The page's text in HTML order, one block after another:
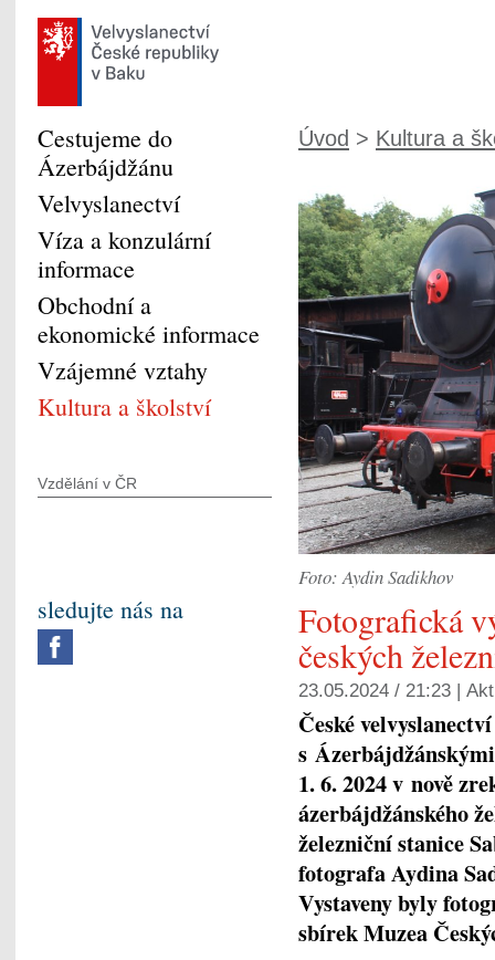
Úvod > Kultura a
Foto: Aydin Sadikhov
Fotografická
českých
23.05.2024 / 21:23 |
České
s
1. 6. 2024 v nově
ázerbájdžánského
železniční stanice
fotografa Aydina
Vystaveny byly
sbírek Muzea
Cestujeme do
Ázerbájdžánu
Velvyslanectví
Víza a konzulární
informace
Obchodní a
ekonomické informace
Vzájemné vztahy
Kultura a školství
Vzdělání v ČR
sledujte nás na